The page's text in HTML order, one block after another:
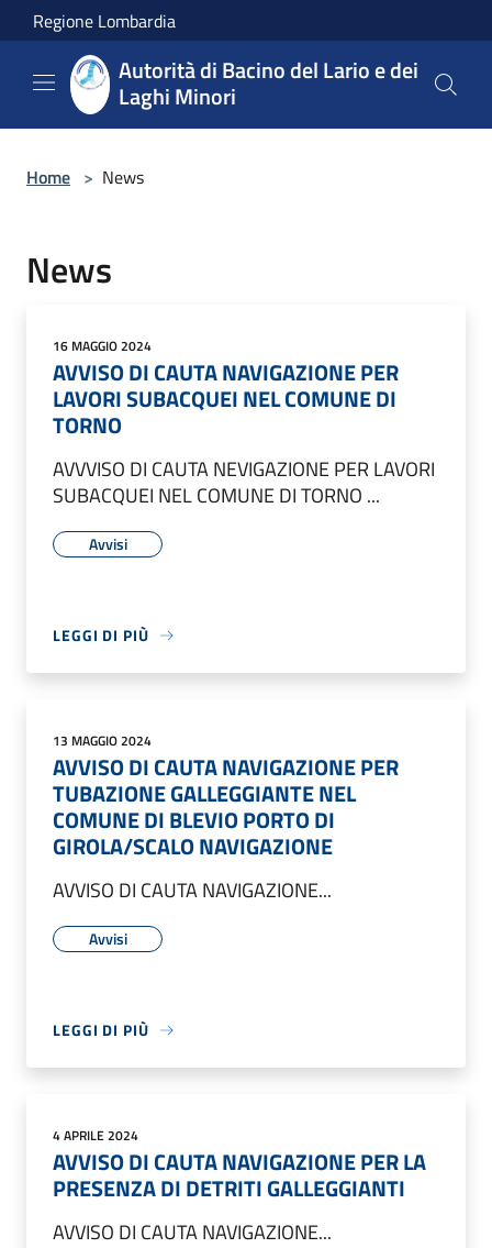
Salta al contenuto principale
Regione Lombardia
Autorità di Bacino del Lario e dei
Laghi Minori
Home > News
News
16 MAGGIO 2024
AVVISO DI CAUTA NAVIGAZIONE PER
LAVORI SUBACQUEI NEL COMUNE DI
TORNO
AVVVISO DI CAUTA NEVIGAZIONE PER LAVORI
SUBACQUEI NEL COMUNE DI TORNO ...
Avvisi
LEGGI DI PIÙ
13 MAGGIO 2024
AVVISO DI CAUTA NAVIGAZIONE PER
TUBAZIONE GALLEGGIANTE NEL
COMUNE DI BLEVIO PORTO DI
GIROLA/SCALO NAVIGAZIONE
AVVISO DI CAUTA NAVIGAZIONE...
Avvisi
LEGGI DI PIÙ
4 APRILE 2024
AVVISO DI CAUTA NAVIGAZIONE PER LA
PRESENZA DI DETRITI GALLEGGIANTI
AVVISO DI CAUTA NAVIGAZIONE...